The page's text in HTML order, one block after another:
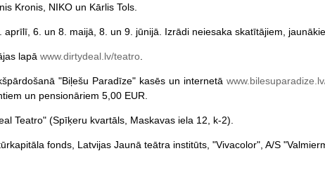
Kronis, NIKO un Kārlis Tols.
aprīlī, 6. un 8. maijā, 8. un 9. jūnijā. Izrādi neiesaka skatītājiem,
lapā www.dirtydeal.lv/teatro.
"Biļešu Paradīze" kasēs un internetā
un pensionāriem 5,00 EUR.
Teatro" (Spīķeru kvartāls, Maskavas iela 12, k-2).
fonds, Latvijas Jaunā teātra institūts, "Vivacolor", A/S